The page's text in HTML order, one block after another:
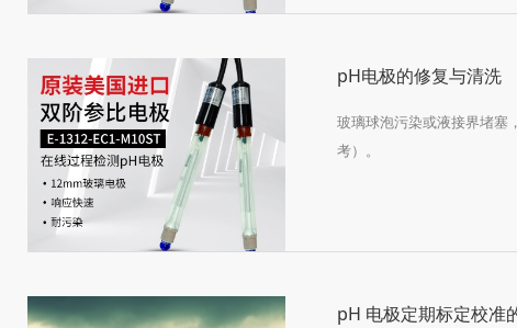
pH电极的修复与清洗
玻璃球泡污染或液接界堵塞
考）。
pH 电极定期标定校准